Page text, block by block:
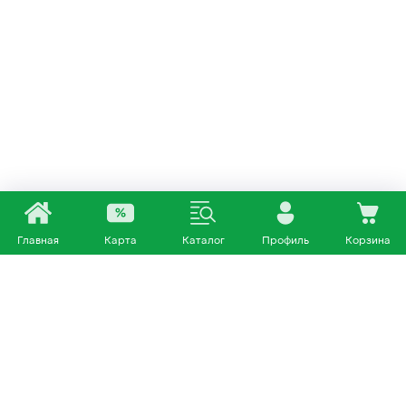
Главная Карта Каталог Профиль Корзина